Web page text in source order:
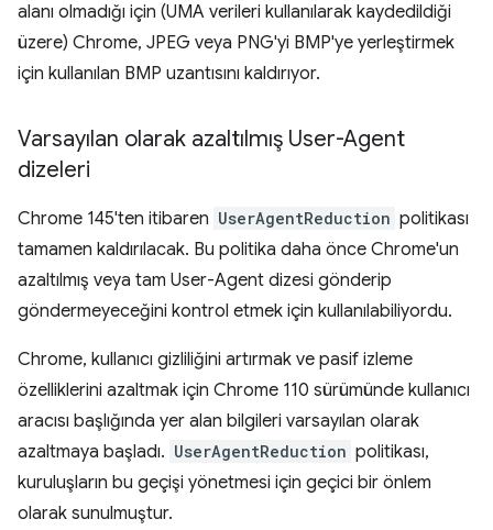
alanı olmadığı için (UMA verileri kullanılarak kaydedildiği
üzere) Chrome, JPEG veya PNG'yi BMP'ye yerleştirmek
için kullanılan BMP uzantısını kaldırıyor.
Varsayılan olarak azaltılmış User-Agent
dizeleri
Chrome 145'ten itibaren UserAgentReduction politikası
tamamen kaldırılacak. Bu politika daha önce Chrome'un
azaltılmış veya tam User-Agent dizesi gönderip
göndermeyeceğini kontrol etmek için kullanılabiliyordu.
Chrome, kullanıcı gizliliğini artırmak ve pasif izleme
özelliklerini azaltmak için Chrome 110 sürümünde kullanıcı
aracısı başlığında yer alan bilgileri varsayılan olarak
azaltmaya başladı. UserAgentReduction politikası,
kuruluşların bu geçişi yönetmesi için geçici bir önlem
olarak sunulmuştur.